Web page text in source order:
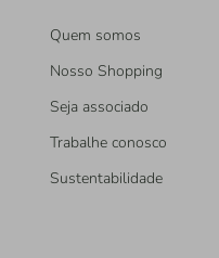
Quem somos
Nosso Shopping
Seja associado
Trabalhe conosco
Sustentabilidade